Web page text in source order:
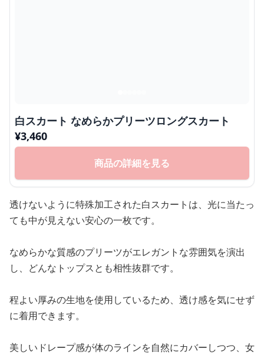
白スカート なめらかプリーツロングスカート
¥3,460
商品の詳細を見る
透けないように特殊加工された白スカートは、光に当たっ
ても中が見えない安心の一枚です。
なめらかな質感のプリーツがエレガントな雰囲気を演出
し、どんなトップスとも相性抜群です。
程よい厚みの生地を使用しているため、透け感を気にせず
に着用できます。
美しいドレープ感が体のラインを自然にカバーしつつ、女